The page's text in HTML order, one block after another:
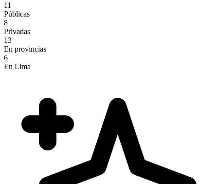
11
Públicas
8
Privadas
13
En provincias
6
En Lima